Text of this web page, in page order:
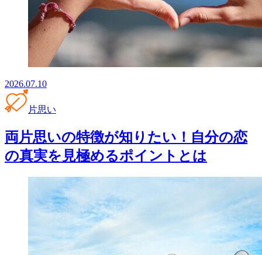
2026.07.10
片思い
両片思いの特徴が知りたい！自分の恋
の真実を見極めるポイントとは